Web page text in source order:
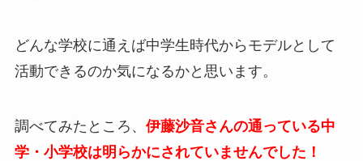
どんな学校に通えば中学生時代からモデルとして
活動できるのか気になるかと思います。
調べてみたところ、 伊藤沙音さんの通っている中
学・小学校は明らかにされていませんでした！